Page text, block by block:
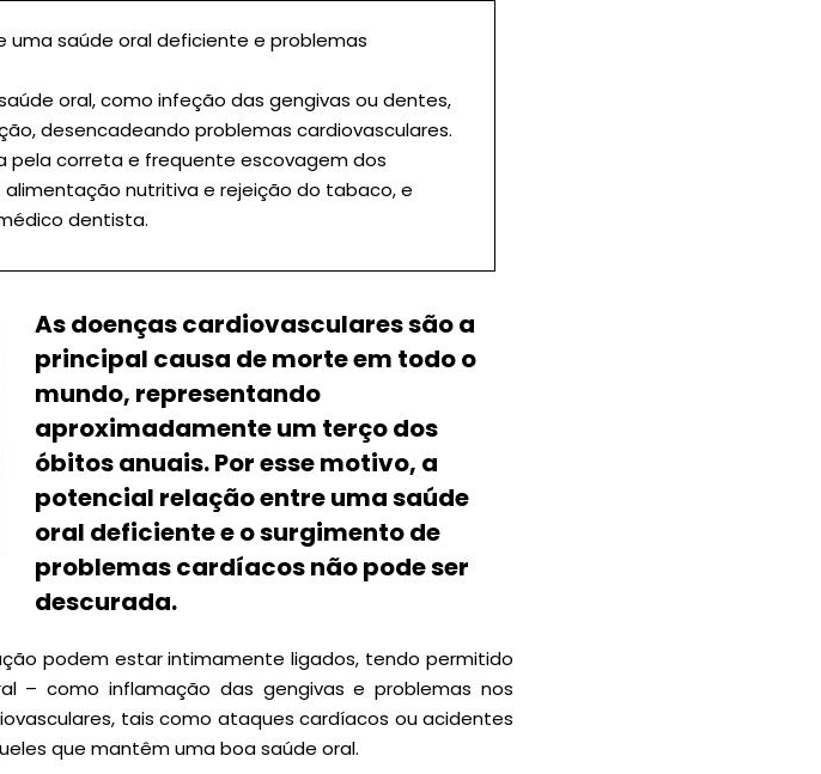
uma saúde oral deficiente e problemas
oral, como infeção das gengivas ou dentes,
desencadeando problemas cardiovasculares.
pela correta e frequente escovagem dos
nutritiva e rejeição do tabaco, e
dentista.
As doenças cardiovasculares são a
principal causa de morte em todo o
mundo, representando
aproximadamente um terço dos
óbitos anuais. Por esse motivo, a
potencial relação entre uma saúde
oral deficiente e o surgimento de
problemas cardíacos não pode ser
descurada.
podem estar intimamente ligados, tendo permitido
– como inflamação das gengivas e problemas nos
tais como ataques cardíacos ouacidentes
que mantêm uma boa saúde oral.